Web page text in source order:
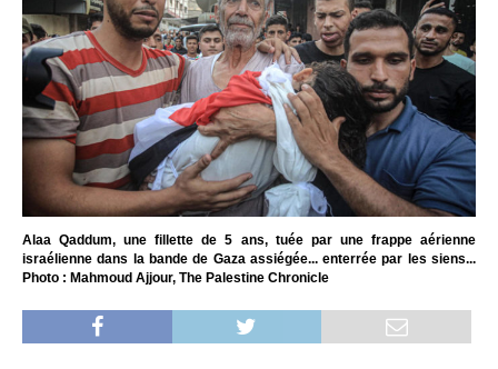
Alaa Qaddum, une fillette de 5 ans, tuée par une frappe aérienne
israélienne dans la bande de Gaza assiégée... enterrée par les siens...
Photo : Mahmoud Ajjour, The Palestine Chronicle